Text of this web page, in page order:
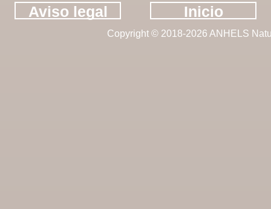
Aviso legal
Inicio
Copyright © 2018-2026 ANHELS